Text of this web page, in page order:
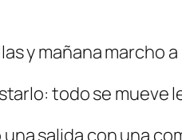
y mañana marcho
todo se mueve